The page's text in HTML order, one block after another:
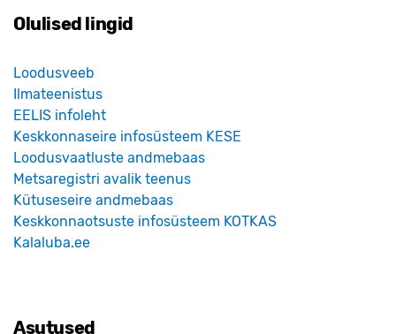
Olulised lingid
Loodusveeb
Ilmateenistus
EELIS infoleht
Keskkonnaseire infosüsteem KESE
Loodusvaatluste andmebaas
Metsaregistri avalik teenus
Kütuseseire andmebaas
Keskkonnaotsuste infosüsteem KOTKAS
Kalaluba.ee
Asutused